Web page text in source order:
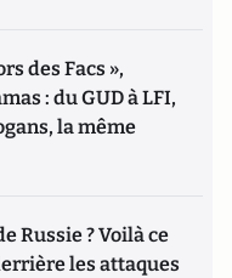
des Facs »,
: du GUD à LFI,
la même
Russie ? Voilà ce
les attaques